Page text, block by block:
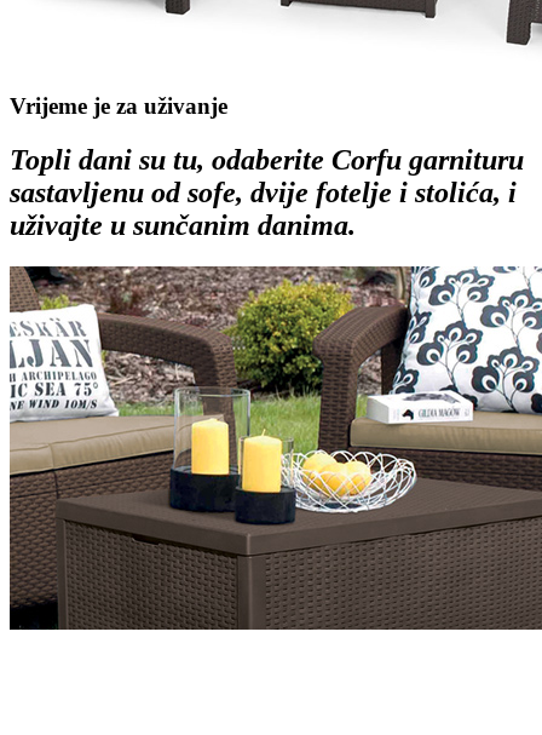
Vrijeme je za uživanje
Topli dani su tu, odaberite Corfu garnituru
sastavljenu od sofe, dvije fotelje i stolića, i
uživajte u sunčanim danima.